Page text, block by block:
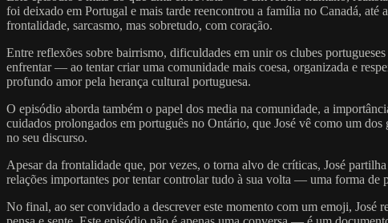
foi deixado em Portugal e mais tarde reencontrou a família no Canadá,
frontalidade, sarcasmo, mas sobretudo, com coração.
Entre reflexões sobre bairrismo, dificuldades em unir os clubes
enfrentar — ao tentar criar uma comunidade mais coesa, organizada e
profundo amor pela herança cultural portuguesa.
O episódio aborda também o papel dos media na comunidade, a
cuidados prolongados em português no Ontário, que José vê como um
no seu discurso.
Apesar da frontalidade que, por vezes, o torna alvo de críticas, José
relações importantes por tentar controlar tudo à sua volta — uma forma de
No final, ao ser convidado a descrever este momento com um emoji, José